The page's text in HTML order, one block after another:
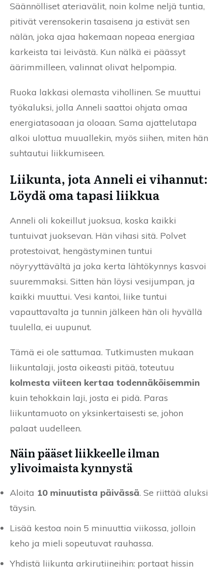
Säännölliset ateriavälit, noin kolme neljä tuntia,
pitivät verensokerin tasaisena ja estivät sen
nälän, joka ajaa hakemaan nopeaa energiaa
karkeista tai leivästä. Kun nälkä ei päässyt
äärimmilleen, valinnat olivat helpompia.
Ruoka lakkasi olemasta vihollinen. Se muuttui
työkaluksi, jolla Anneli saattoi ohjata omaa
energiatasoaan ja oloaan. Sama ajattelutapa
alkoi ulottua muuallekin, myös siihen, miten hän
suhtautui liikkumiseen.
Liikunta, jota Anneli ei vihannut:
Löydä oma tapasi liikkua
Anneli oli kokeillut juoksua, koska kaikki
tuntuivat juoksevan. Hän vihasi sitä. Polvet
protestoivat, hengästyminen tuntui
nöyryyttävältä ja joka kerta lähtökynnys kasvoi
suuremmaksi. Sitten hän löysi vesijumpan, ja
kaikki muuttui. Vesi kantoi, liike tuntui
vapauttavalta ja tunnin jälkeen hän oli hyvällä
tuulella, ei uupunut.
Tämä ei ole sattumaa. Tutkimusten mukaan
liikuntalaji, josta oikeasti pitää, toteutuu
kolmesta viiteen kertaa todennäköisemmin
kuin tehokkain laji, josta ei pidä. Paras
liikuntamuoto on yksinkertaisesti se, johon
palaat uudelleen.
Näin pääset liikkeelle ilman
ylivoimaista kynnystä
Aloita 10 minuutista päivässä. Se riittää aluksi
täysin.
Lisää kestoa noin 5 minuuttia viikossa, jolloin
keho ja mieli sopeutuvat rauhassa.
Yhdistä liikunta arkirutiineihin: portaat hissin